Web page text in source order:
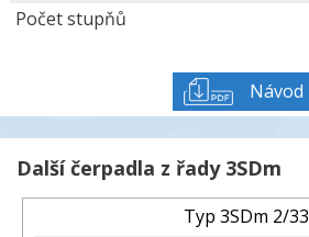
Počet stupňů
Návod
Další čerpadla z řady 3SDm
Typ 3SDm 2/33